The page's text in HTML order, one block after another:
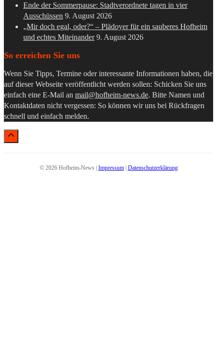
Ende der Sommerpause: Stadtverordnete tagen in vier
Ausschüssen 9. August 2026
„Mir doch egal, oder?“ – Plädoyer für ein sauberes Hofheim
und echtes Miteinander 9. August 2026
So erreichen Sie uns
Wenn Sie Tipps, Termine oder interessante Informationen haben, die
auf dieser Webseite veröffentlicht werden sollen: Schicken Sie uns
einfach eine E-Mail an mail@hofheim-news.de. Bitte Namen und
Kontaktdaten nicht vergessen: So können wir uns bei Rückfragen
schnell und einfach melden.
© 2026 Hofheim-News | Impressum| Datenschutzerklärung